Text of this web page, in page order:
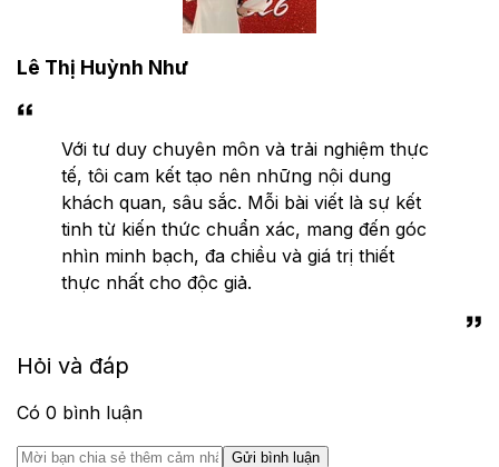
Lê Thị Huỳnh Như
Với tư duy chuyên môn và trải nghiệm thực
tế, tôi cam kết tạo nên những nội dung
khách quan, sâu sắc. Mỗi bài viết là sự kết
tinh từ kiến thức chuẩn xác, mang đến góc
nhìn minh bạch, đa chiều và giá trị thiết
thực nhất cho độc giả.
Hỏi và đáp
Có 0 bình luận
Gửi bình luận